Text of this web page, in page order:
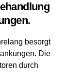
besorgt
Die
durch